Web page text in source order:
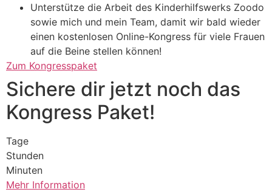
Unterstütze die Arbeit des Kinderhilfswerks Zoodo
sowie mich und mein Team, damit wir bald wieder
einen kostenlosen Online-Kongress für viele Frauen
auf die Beine stellen können!
Zum Kongresspaket
Sichere dir jetzt noch das
Kongress Paket!
Tage
Stunden
Minuten
Mehr Information